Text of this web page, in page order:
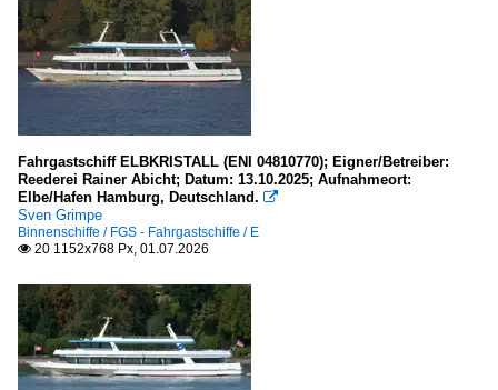
Deutschland
Alster
Seen in Bayern
Seen in Hessen
Seen in Mecklenburg-Vorpommern
Spree
Europa
Bodensee
Donau
La Meuse - Die Maas
Mosel und Saar
2019
2020
2022
2023
2024
2026
Fahrgastschiff ELBKRISTALL (ENI 04810770); Eigner/Betreiber:
Reederei Rainer Abicht; Datum: 13.10.2025; Aufnahmeort:
Elbe/Hafen Hamburg, Deutschland. 
Sven Grimpe
Binnenschiffe / FGS - Fahrgastschiffe / E
 20 1152x768 Px, 01.07.2026